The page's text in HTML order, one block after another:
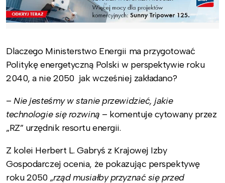
Dlaczego Ministerstwo Energii ma przygotować
Politykę energetyczną Polski w perspektywie roku
2040, a nie 2050 jak wcześniej zakładano?
– Nie jesteśmy w stanie przewidzieć, jakie
technologie się rozwiną – komentuje cytowany przez
„RZ” urzędnik resortu energii.
Z kolei Herbert L. Gabryś z Krajowej Izby
Gospodarczej ocenia, że pokazując perspektywę
roku 2050 „rząd musiałby przyznać się przed